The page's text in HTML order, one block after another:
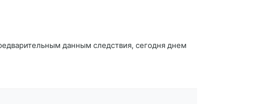
данным следствия, сегодня днем